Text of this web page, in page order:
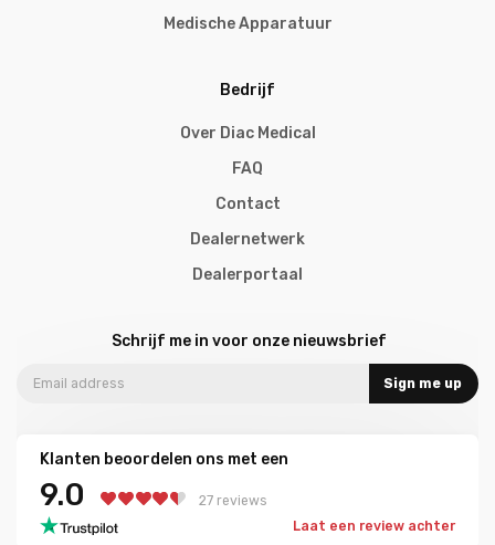
Medische Apparatuur
Bedrijf
Over Diac Medical
FAQ
Contact
Dealernetwerk
Dealerportaal
Schrijf me in voor onze nieuwsbrief
Sign me up
Klanten beoordelen ons met een
9.0
27 reviews
Laat een review achter